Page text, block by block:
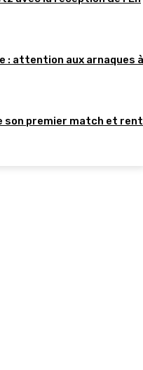
: attention aux arnaques à
son premier match et